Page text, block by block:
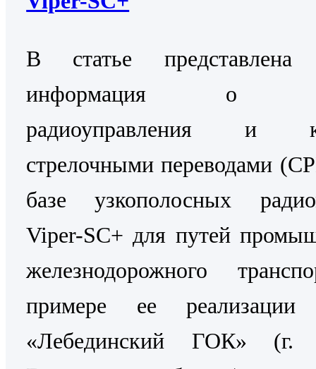
В статье представлена
информация о
радиоуправления и
стрелочными переводами
базе узкополосных
Viper-SC+ для путей
железнодорожного
примере ее
«Лебединский ГОК» (г.